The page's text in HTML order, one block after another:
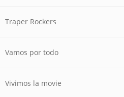
Traper Rockers
Vamos por todo
Vivimos la movie